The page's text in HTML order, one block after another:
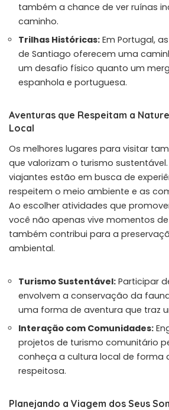
também a chance de ver ruínas
caminho.
Trilhas Históricas: Em Portugal,
de Santiago oferecem uma
um desafio físico quanto um
espanhola e portuguesa.
Aventuras que Respeitam a
Local
Os melhores lugares para visitar
que valorizam o turismo
viajantes estão em busca de
respeitem o meio ambiente e as
Ao escolher atividades que
você não apenas vive momentos
também contribui para a
ambiental.
Turismo Sustentável: Participar
envolvem a conservação da
uma forma de aventura que traz
Interação com Comunidades:
projetos de turismo comunitário
conheça a cultura local de forma
respeitosa.
Planejando a Viagem dos Seus